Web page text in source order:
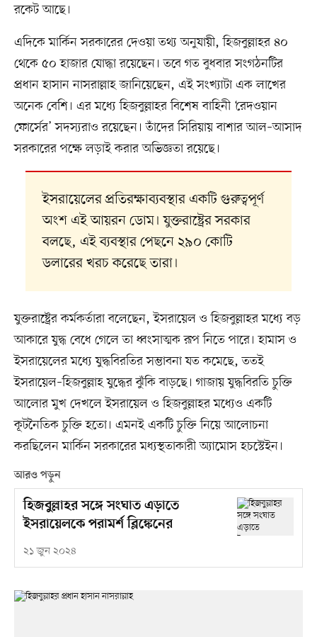
রকেট আছে।
এদিকে মার্কিন সরকারের দেওয়া তথ্য অনুযায়ী, হিজবুল্লাহর ৪০
থেকে ৫০ হাজার যোদ্ধা রয়েছেন। তবে গত বুধবার সংগঠনটির
প্রধান হাসান নাসরাল্লাহ জানিয়েছেন, এই সংখ্যাটা এক লাখের
অনেক বেশি। এর মধ্যে হিজবুল্লাহর বিশেষ বাহিনী ‘রেদওয়ান
ফোর্সের’ সদস্যরাও রয়েছেন। তাঁদের সিরিয়ায় বাশার আল–আসাদ
সরকারের পক্ষে লড়াই করার অভিজ্ঞতা রয়েছে।
ইসরায়েলের প্রতিরক্ষাব্যবস্থার একটি গুরুত্বপূর্ণ
অংশ এই আয়রন ডোম। যুক্তরাষ্ট্রের সরকার
বলছে, এই ব্যবস্থার পেছনে ২৯০ কোটি
ডলারের খরচ করেছে তারা।
যুক্তরাষ্ট্রের কর্মকর্তারা বলেছেন, ইসরায়েল ও হিজবুল্লাহর মধ্যে বড়
আকারে যুদ্ধ বেধে গেলে তা ধ্বংসাত্মক রূপ নিতে পারে। হামাস ও
ইসরায়েলের মধ্যে যুদ্ধবিরতির সম্ভাবনা যত কমেছে, ততই
ইসরায়েল–হিজবুল্লাহ যুদ্ধের ঝুঁকি বাড়ছে। গাজায় যুদ্ধবিরতি চুক্তি
আলোর মুখ দেখলে ইসরায়েল ও হিজবুল্লাহর মধ্যেও একটি
কূটনৈতিক চুক্তি হতো। এমনই একটি চুক্তি নিয়ে আলোচনা
করছিলেন মার্কিন সরকারের মধ্যস্থতাকারী অ্যামোস হচস্টেইন।
আরও পড়ুন
হিজবুল্লাহর সঙ্গে সংঘাত এড়াতে
ইসরায়েলকে পরামর্শ ব্লিঙ্কেনের
২১ জুন ২০২৪